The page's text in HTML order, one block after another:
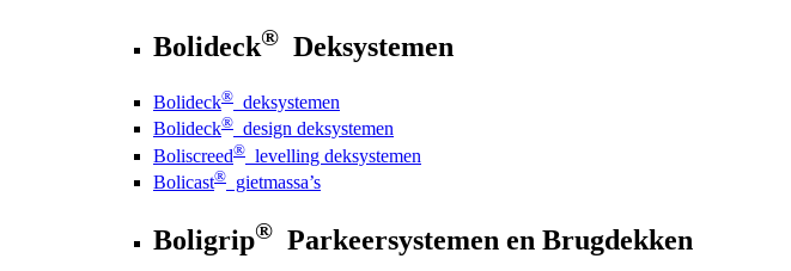
Bolideck® Deksystemen
Bolideck® deksystemen
Bolideck® design deksystemen
Boliscreed® levelling deksystemen
Bolicast® gietmassa’s
Boligrip® Parkeersystemen en Brugdekken